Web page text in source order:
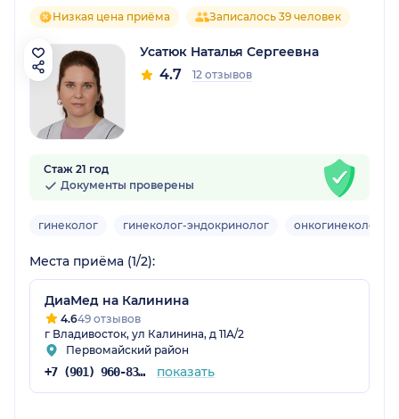
Низкая цена приёма Записалось 39 человек
Усатюк Наталья Сергеевна
4.7 12 отзывов
Стаж 21 год
Документы проверены
гинеколог гинеколог-эндокринолог онкогинеколог
Места приёма (1/2):
ДиаМед на Калинина
4.649 отзывов
г Владивосток, ул Калинина, д 11А/2
Первомайский район
+7 (901) 960-83-48 показать